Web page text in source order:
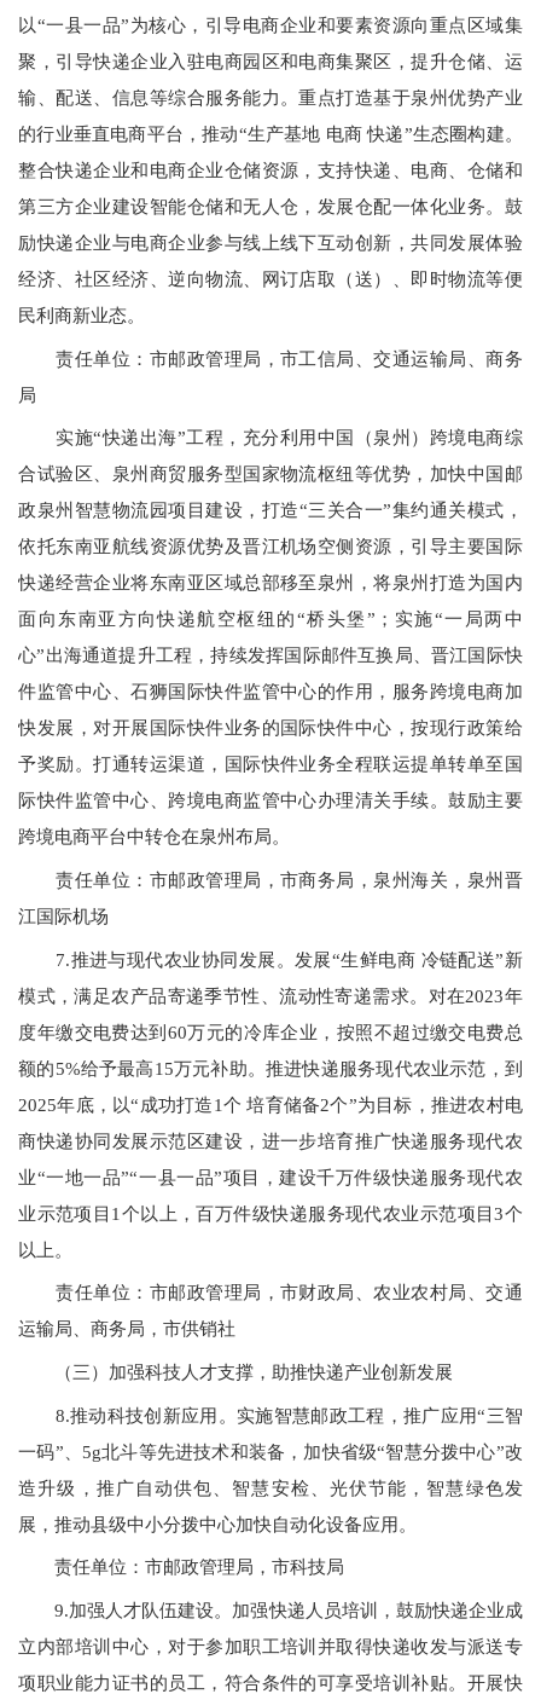
以“一县一品”为核心，引导电商企业和要素资源向重点区域集
聚，引导快递企业入驻电商园区和电商集聚区，提升仓储、运
输、配送、信息等综合服务能力。重点打造基于泉州优势产业
的行业垂直电商平台，推动“生产基地 电商 快递”生态圈构建。
整合快递企业和电商企业仓储资源，支持快递、电商、仓储和
第三方企业建设智能仓储和无人仓，发展仓配一体化业务。鼓
励快递企业与电商企业参与线上线下互动创新，共同发展体验
经济、社区经济、逆向物流、网订店取（送）、即时物流等便
民利商新业态。
责任单位：市邮政管理局，市工信局、交通运输局、商务
局
实施“快递出海”工程，充分利用中国（泉州）跨境电商综
合试验区、泉州商贸服务型国家物流枢纽等优势，加快中国邮
政泉州智慧物流园项目建设，打造“三关合一”集约通关模式，
依托东南亚航线资源优势及晋江机场空侧资源，引导主要国际
快递经营企业将东南亚区域总部移至泉州，将泉州打造为国内
面向东南亚方向快递航空枢纽的“桥头堡”；实施“一局两中
心”出海通道提升工程，持续发挥国际邮件互换局、晋江国际快
件监管中心、石狮国际快件监管中心的作用，服务跨境电商加
快发展，对开展国际快件业务的国际快件中心，按现行政策给
予奖励。打通转运渠道，国际快件业务全程联运提单转单至国
际快件监管中心、跨境电商监管中心办理清关手续。鼓励主要
跨境电商平台中转仓在泉州布局。
责任单位：市邮政管理局，市商务局，泉州海关，泉州晋
江国际机场
7.推进与现代农业协同发展。发展“生鲜电商 冷链配送”新
模式，满足农产品寄递季节性、流动性寄递需求。对在2023年
度年缴交电费达到60万元的冷库企业，按照不超过缴交电费总
额的5%给予最高15万元补助。推进快递服务现代农业示范，到
2025年底，以“ 成功打造1个 培育储备2个”为目标，推进农村电
商快递协同发展示范区建设，进一步培育推广快递服务现代农
业“一地一品”“一县一品”项目，建设千万件级快递服务现代农
业示范项目1个以上，百万件级快递服务现代农业示范项目3个
以上。
责任单位：市邮政管理局，市财政局、农业农村局、交通
运输局、商务局，市供销社
（三）加强科技人才支撑，助推快递产业创新发展
8.推动科技创新应用。实施智慧邮政工程，推广应用“三智
一码”、5g北斗等先进技术和装备，加快省级“智慧分拨中心”改
造升级，推广自动供包、智慧安检、光伏节能，智慧绿色发
展，推动县级中小分拨中心加快自动化设备应用。
责任单位：市邮政管理局，市科技局
9.加强人才队伍建设。加强快递人员培训，鼓励快递企业成
立内部培训中心，对于参加职工培训并取得快递收发与派送专
项职业能力证书的员工，符合条件的可享受培训补贴。开展快